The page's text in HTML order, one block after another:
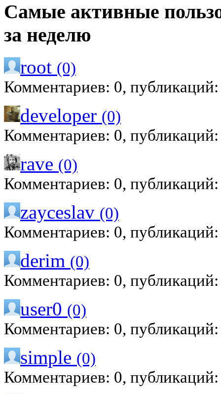
Самые активные
за неделю
root (0)
Комментариев: 0,
developer (0)
Комментариев: 0,
rave (0)
Комментариев: 0,
zayceslav (0)
Комментариев: 0,
derim (0)
Комментариев: 0,
user0 (0)
Комментариев: 0,
simple (0)
Комментариев: 0,